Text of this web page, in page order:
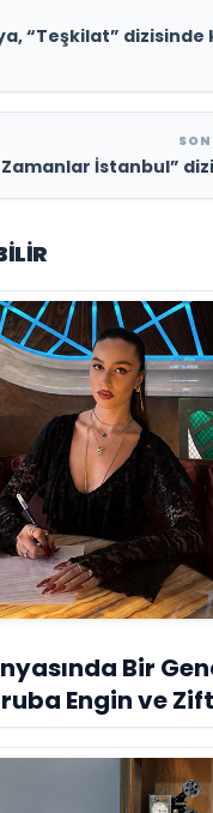
“Teşkilat” dizisinde
İstanbul”
Bir
Engin ve